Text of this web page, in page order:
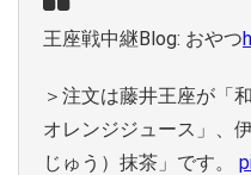
王座戦中継Blog: おやつ
＞注文は藤井王座が「
オレンジジュース」、
じゅう）抹茶」です。